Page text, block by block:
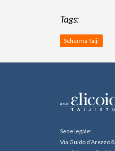
Tags:
Scherma Taiji
Sede legale:
Via Guido d’Arezzo